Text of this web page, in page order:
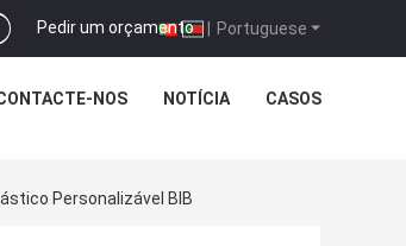
Portuguese
Pedir um orçamento |
NOS NOTÍCIA CASOS
Personalizável BIB